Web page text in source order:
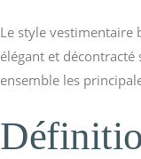
Le style vestimentaire
élégant et
ensemble les